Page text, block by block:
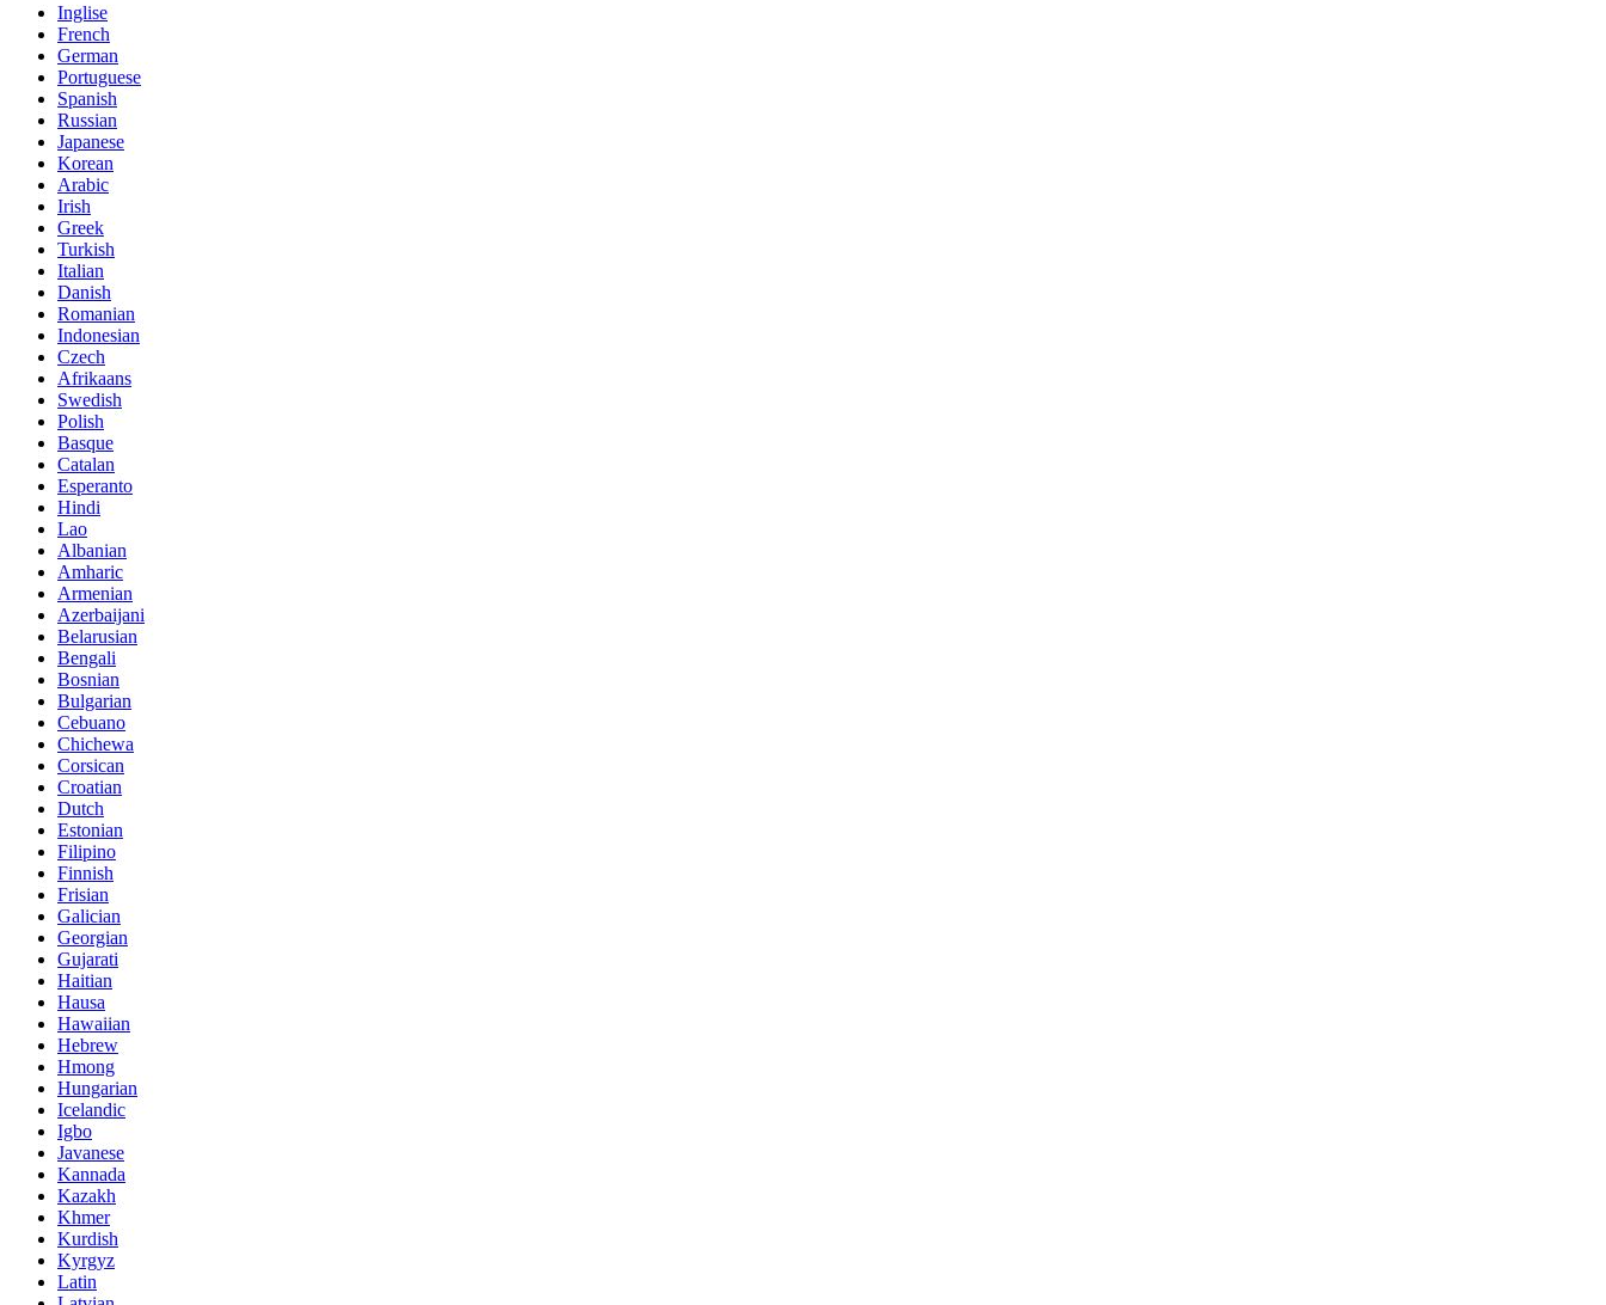
Inglise
French
German
Portuguese
Spanish
Russian
Japanese
Korean
Arabic
Irish
Greek
Turkish
Italian
Danish
Romanian
Indonesian
Czech
Afrikaans
Swedish
Polish
Basque
Catalan
Esperanto
Hindi
Lao
Albanian
Amharic
Armenian
Azerbaijani
Belarusian
Bengali
Bosnian
Bulgarian
Cebuano
Chichewa
Corsican
Croatian
Dutch
Estonian
Filipino
Finnish
Frisian
Galician
Georgian
Gujarati
Haitian
Hausa
Hawaiian
Hebrew
Hmong
Hungarian
Icelandic
Igbo
Javanese
Kannada
Kazakh
Khmer
Kurdish
Kyrgyz
Latin